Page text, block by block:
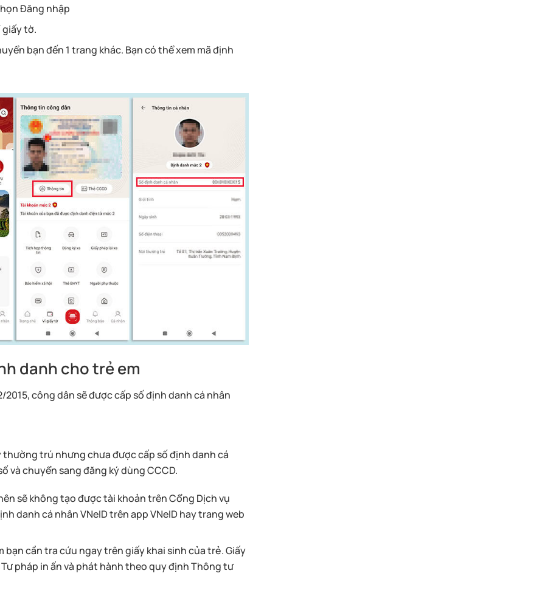
Đăng nhập
giấy tờ.
bạn đến 1 trang khác. Bạn có thể xem mã định
danh cho trẻ em
2015, công dân sẽ được cấp số định danh cá nhân
thường trú nhưng chưa được cấp số định danh cá
và chuyển sang đăng ký dùng CCCD.
sẽ không tạo được tài khoản trên Cổng Dịch vụ
danh cá nhân VNeID trên app VNeID hay trang web
cần tra cứu ngay trên giấy khai sinh của trẻ. Giấy
pháp in ấn và phát hành theo quy định Thông tư